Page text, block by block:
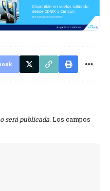
será publicada. Los campos